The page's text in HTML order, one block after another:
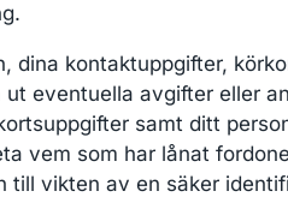
dina kontaktuppgifter,
eventuella avgifter eller
samt ditt
vem som har lånat
till vikten av en säker